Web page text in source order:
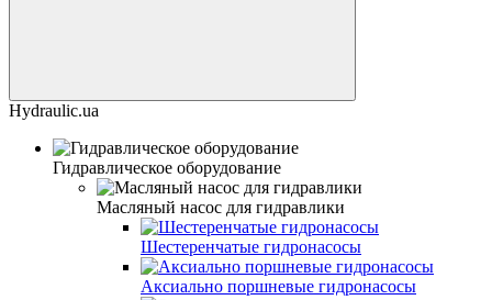
Hydraulic.ua
Гидравлическое оборудование
Масляный насос для гидравлики
Шестеренчатые гидронасосы
Аксиально поршневые гидронасосы